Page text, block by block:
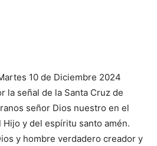
10 de Diciembre 2024
la señal de la Santa Cruz de
señor Dios nuestro en el
y del espíritu santo amén.
y hombre verdadero creador y